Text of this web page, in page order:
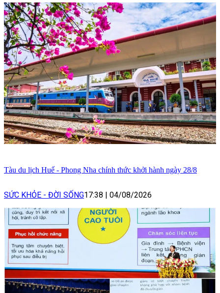
Tàu du lịch Huế - Phong Nha chính thức khởi hành ngày 28/8
SỨC KHỎE - ĐỜI SỐNG17:38 | 04/08/2026